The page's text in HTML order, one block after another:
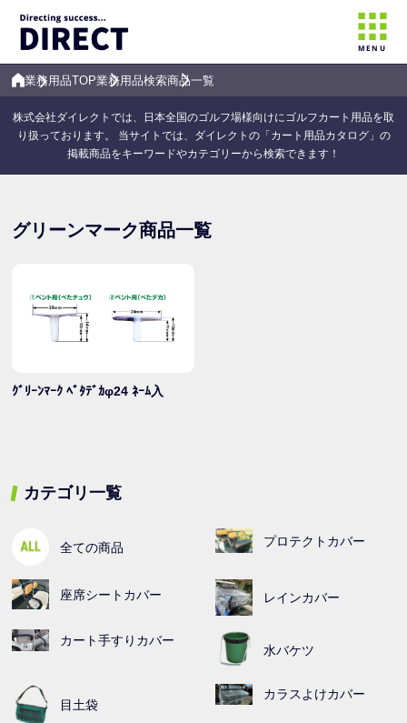
MENU
業務用品TOP業務用品検索商品一覧
株式会社ダイレクトでは、日本全国のゴルフ場様向けにゴルフカート用品を取
り扱っております。 当サイトでは、ダイレクトの「カート用品カタログ」の
掲載商品をキーワードやカテゴリーから検索できます！
カテゴリ一覧
全ての商品 プロテクトカバー
座席シートカバー レインカバー
カート手すりカバー
水バケツ
目土袋
カラスよけカバー
グリーンマーク商品一覧
ｸﾞﾘｰﾝﾏｰｸ ﾍﾞﾀﾃﾞｶφ24 ﾈｰﾑ入